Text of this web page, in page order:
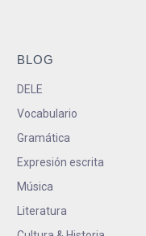
BLOG
DELE
Vocabulario
Gramática
Expresión escrita
Música
Literatura